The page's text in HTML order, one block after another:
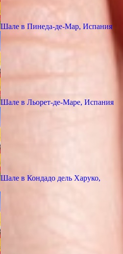
Шале в Пинеда-де-Мар, Испания
Шале в Льорет-де-Маре, Испания
Шале в Кондадо дель Харуко,